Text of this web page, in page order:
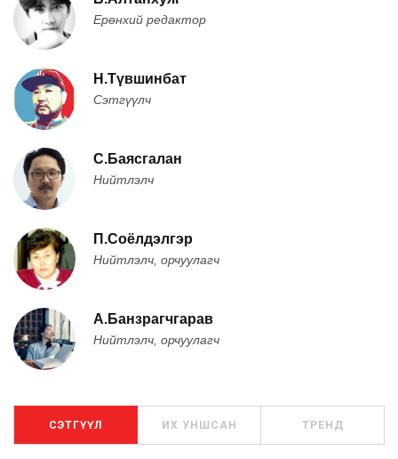
Ерөнхий редактор
Н.Түвшинбат
Сэтгүүлч
С.Баясгалан
Нийтлэлч
П.Соёлдэлгэр
Нийтлэлч, орчуулагч
А.Банзрагчгарав
Нийтлэлч, орчуулагч
СЭТГҮҮЛ ИХ УНШСАН ТРЕНД